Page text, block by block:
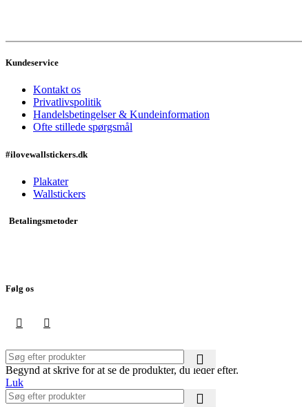
Kundeservice
Kontakt os
Privatlivspolitik
Handelsbetingelser & Kundeinformation
Ofte stillede spørgsmål
#ilovewallstickers.dk
Plakater
Wallstickers
Betalingsmetoder
Følg os
Begynd at skrive for at se de produkter, du leder efter.
Luk